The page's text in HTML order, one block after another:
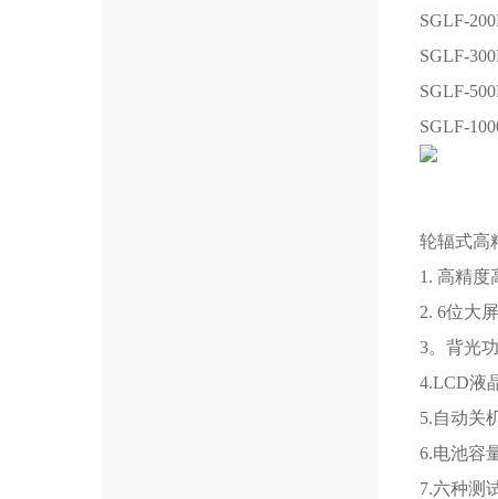
SGLF-
SGLF-
SGLF-
SGLF-
轮辐式高
1. 高精度
2. 6位大
3。背光功
4.LCD液
5.自动关
6.电池容
7.六种测